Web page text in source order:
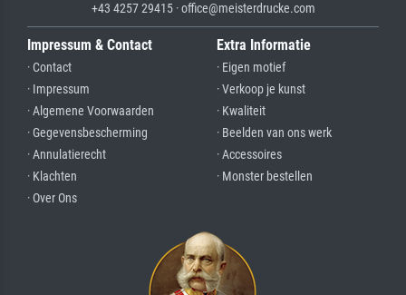
+43 4257 29415 · office@meisterdrucke.com
Impressum & Contact
· Contact
· Impressum
· Algemene Voorwaarden
· Gegevensbescherming
· Annulatierecht
· Klachten
· Over Ons
Extra Informatie
· Eigen motief
· Verkoop je kunst
· Kwaliteit
· Beelden van ons werk
· Accessoires
· Monster bestellen